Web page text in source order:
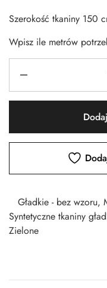
Szerokość tkaniny 150
Wpisz ile metrów
Gładkie - bez wzoru,
Syntetyczne tkaniny
Zielone